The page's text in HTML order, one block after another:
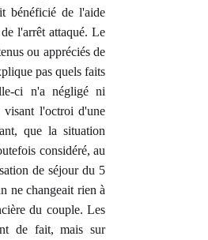
bénéficié de l'aide
l'arrêt attaqué. Le
ou appréciés de
pas quels faits
ci n'a négligé ni
visant l'octroi d'une
que la situation
considéré, au
de séjour du 5
ne changeait rien à
du couple. Les
de fait, mais sur